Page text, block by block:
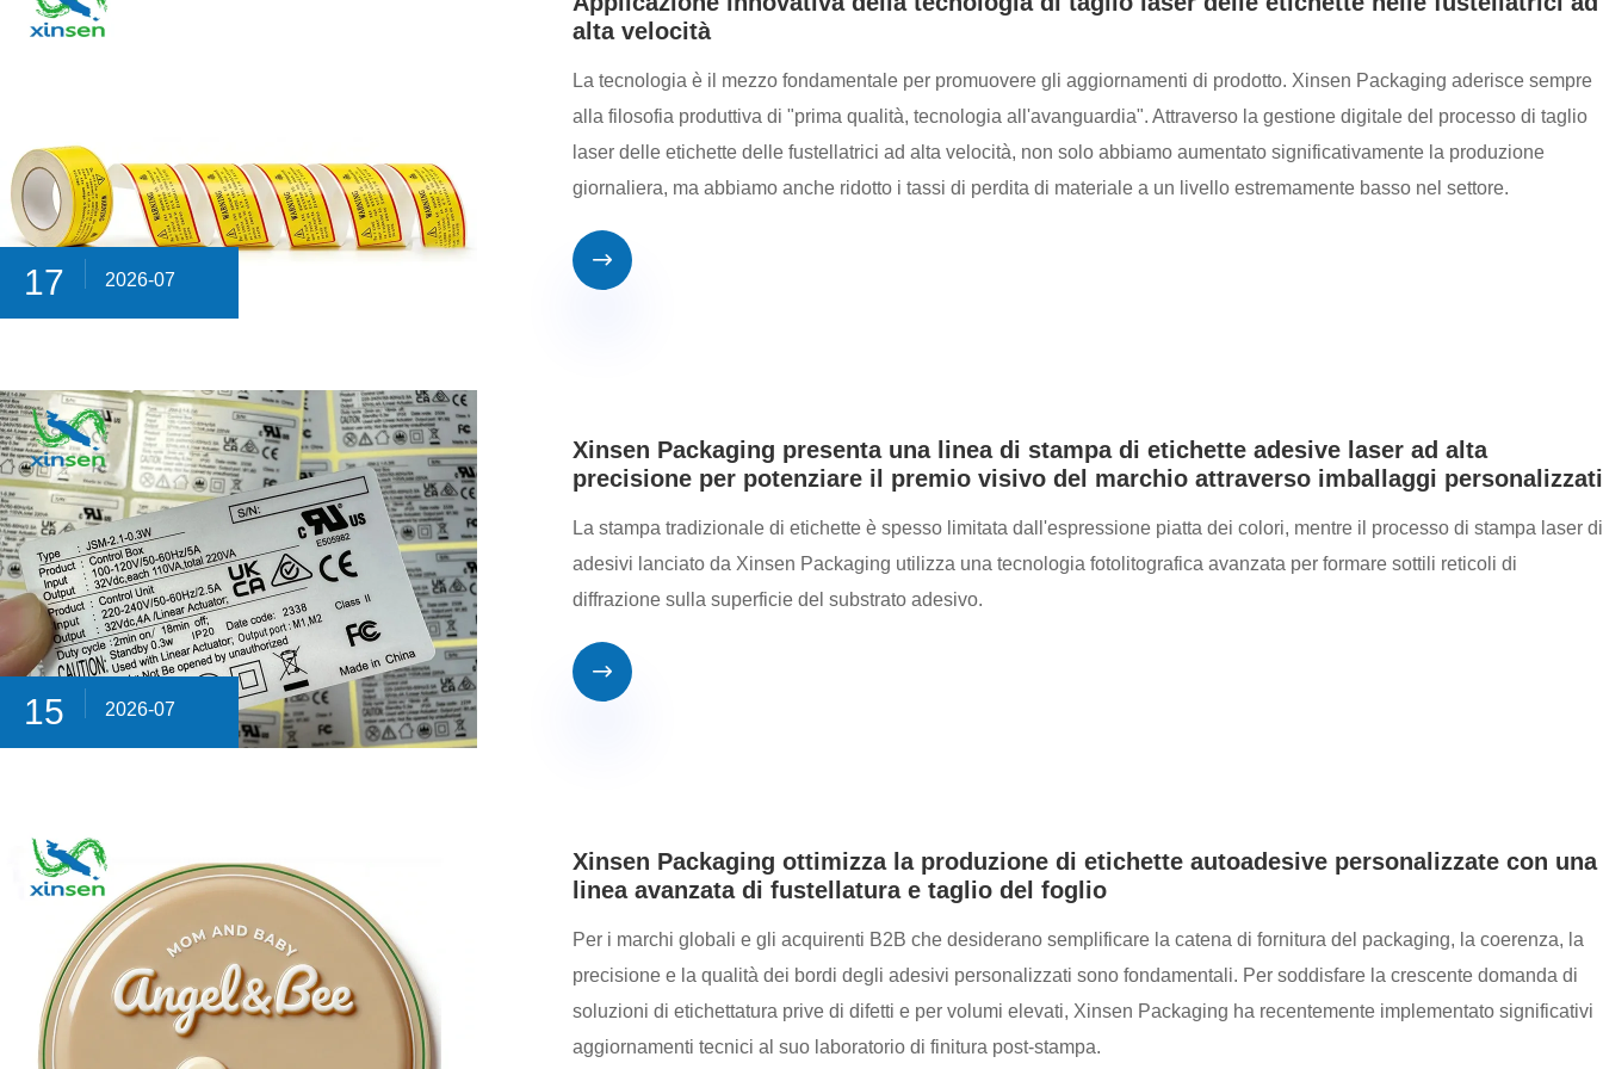
17 2026-07
alta velocità
La tecnologia è il mezzo fondamentale per promuovere gli aggiornamenti di prodotto. Xinsen Packaging aderisce sempre
alla filosofia produttiva di "prima qualità, tecnologia all'avanguardia". Attraverso la gestione digitale del processo di taglio
laser delle etichette delle fustellatrici ad alta velocità, non solo abbiamo aumentato significativamente la produzione
giornaliera, ma abbiamo anche ridotto i tassi di perdita di materiale a un livello estremamente basso nel settore.

15 2026-07
Xinsen Packaging presenta una linea di stampa di etichette adesive laser ad alta
precisione per potenziare il premio visivo del marchio attraverso imballaggi personalizzati
La stampa tradizionale di etichette è spesso limitata dall'espressione piatta dei colori, mentre il processo di stampa laser di
adesivi lanciato da Xinsen Packaging utilizza una tecnologia fotolitografica avanzata per formare sottili reticoli di
diffrazione sulla superficie del substrato adesivo.

Xinsen Packaging ottimizza la produzione di etichette autoadesive personalizzate con una
linea avanzata di fustellatura e taglio del foglio
Per i marchi globali e gli acquirenti B2B che desiderano semplificare la catena di fornitura del packaging, la coerenza, la
precisione e la qualità dei bordi degli adesivi personalizzati sono fondamentali. Per soddisfare la crescente domanda di
soluzioni di etichettatura prive di difetti e per volumi elevati, Xinsen Packaging ha recentemente implementato significativi
aggiornamenti tecnici al suo laboratorio di finitura post-stampa.